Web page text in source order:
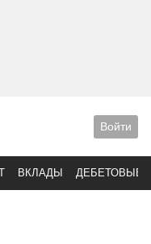
Войти
ВКЛАДЫ ДЕБЕТОВЫЕ